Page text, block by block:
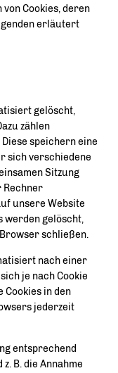
Cookies, deren
erläutert
gelöscht,
zählen
speichern eine
sich verschiedene
Sitzung
Rechner
unsere Website
werden gelöscht,
schließen.
nach einer
je nach Cookie
Cookies in den
jederzeit
entsprechend
B. die Annahme